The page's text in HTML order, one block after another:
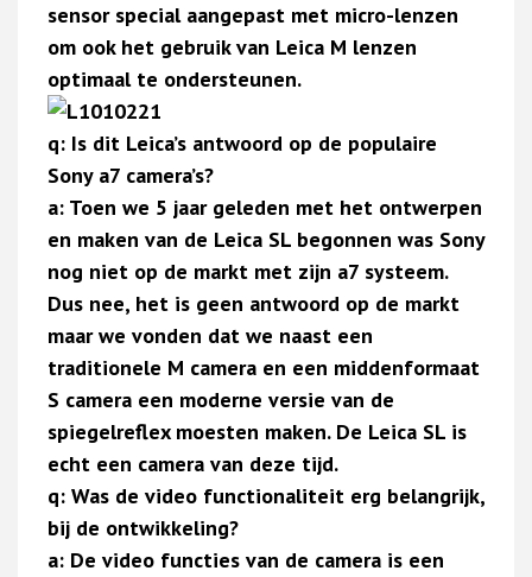
sensor special aangepast met micro-lenzen
om ook het gebruik van Leica M lenzen
optimaal te ondersteunen.
q: Is dit Leica’s antwoord op de populaire
Sony a7 camera’s?
a: Toen we 5 jaar geleden met het ontwerpen
en maken van de Leica SL begonnen was Sony
nog niet op de markt met zijn a7 systeem.
Dus nee, het is geen antwoord op de markt
maar we vonden dat we naast een
traditionele M camera en een middenformaat
S camera een moderne versie van de
spiegelreflex moesten maken. De Leica SL is
echt een camera van deze tijd.
q: Was de video functionaliteit erg belangrijk,
bij de ontwikkeling?
a: De video functies van de camera is een